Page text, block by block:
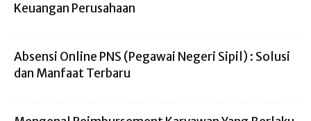
Keuangan Perusahaan
Absensi Online PNS (Pegawai Negeri Sipil) : Solusi
dan Manfaat Terbaru